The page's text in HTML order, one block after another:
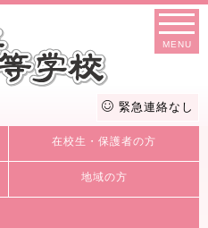
MENU
緊急連絡なし
在校生・保護者の方
地域の方